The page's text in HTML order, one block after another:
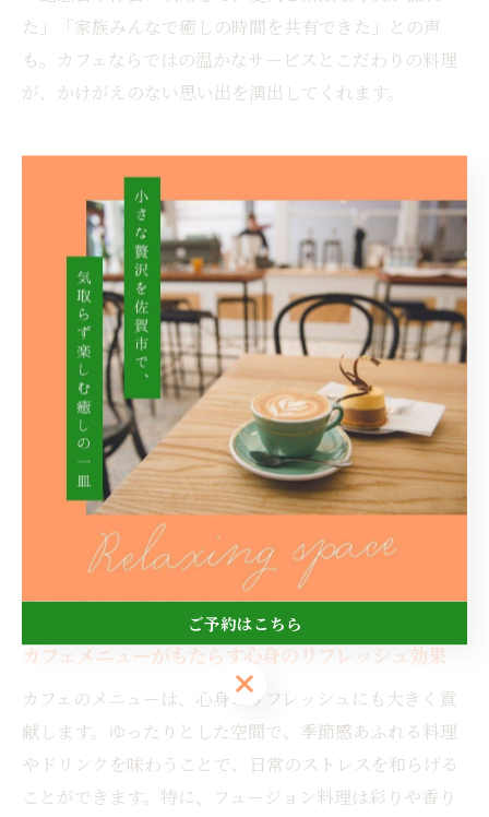
た」「家族みんなで癒しの時間を共有できた」との声
も。カフェならではの温かなサービスとこだわりの料理
が、かけがえのない思い出を演出してくれます。
健康志向のカフェメニューで心
も体もリフレッシュ
カフェで味わう健康志向のフュージョン料理
カフェでは、健康志向のフュージョン料理が注目されて
います。多様な食文化を融合させることで、和洋中の枠
を超えた新しい味わいが楽しめます。例えば、旬の野菜
や発酵食品を取り入れたオリジナルメニューは、体にも
優しいのが特徴です。実際に、カフェのフュージョン料
理は食材の持つ栄養価を活かし、バランスの良い食事を
目指しています。これにより、健康を気遣う方でも安心
して楽しめる食体験が叶います。
カフェメニューがもたらす心身のリフレッシュ効果
カフェのメニューは、心身のリフレッシュにも大きく貢
献します。ゆったりとした空間で、季節感あふれる料理
やドリンクを味わうことで、日常のストレスを和らげる
ことができます。特に、フュージョン料理は彩りや香り
ご予約はこちら
ご予約はこちら